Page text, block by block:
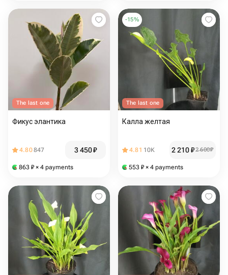
The last one
Фикус элантика
4.80847 3 450₽
863 ₽ × 4 payments
-15%
The last one
Калла желтая
4.81 10K 2 210₽2 600₽
553 ₽ × 4 payments